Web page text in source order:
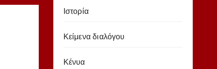
Ιστορία
Κείμενα διαλόγου
Κένυα